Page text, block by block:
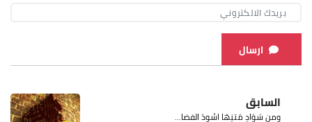
ارسال
السابق
ومن سَوَادِ مَتنِهَا اسْودَ الفضا...